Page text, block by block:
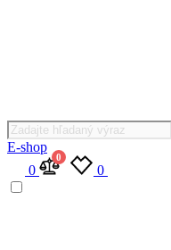
E-shop
0
0
0